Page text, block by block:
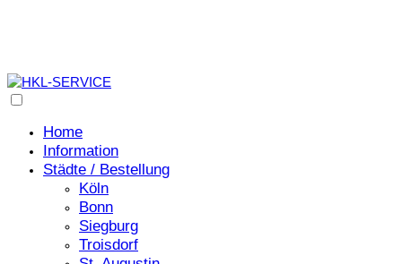
Home
Information
Städte / Bestellung
Köln
Bonn
Siegburg
Troisdorf